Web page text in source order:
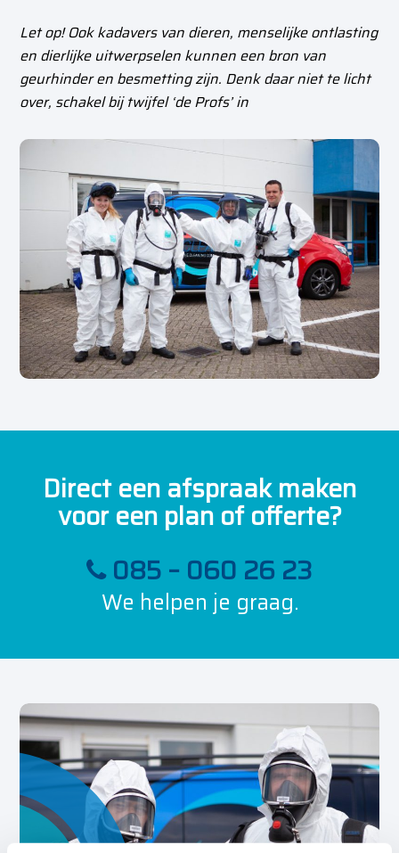
Let op! Ook kadavers van dieren, menselijke ontlasting
en dierlijke uitwerpselen kunnen een bron van
geurhinder en besmetting zijn. Denk daar niet te licht
over, schakel bij twijfel ‘de Profs’ in
Direct een afspraak maken
voor een plan of offerte?
085 – 060 26 23
We helpen je graag.